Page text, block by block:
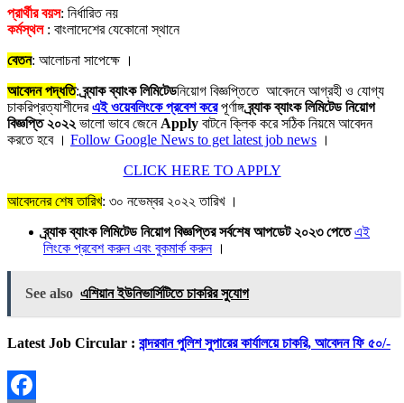
প্রার্থীর বয়স: নির্ধারিত নয়
কর্মস্থল : বাংলাদেশের যেকোনো স্থানে
বেতন: আলোচনা সাপেক্ষে ।
আবেদন পদ্ধতি:ব্র্যাক ব্যাংক লিমিটেডনিয়োগ বিজ্ঞপ্তিতে আবেদনে আগ্রহী ও যোগ্য
চাকরিপ্রত্যাশীদেরএই ওয়েবলিংকে প্রবেশ করেপূর্ণাঙ্গব্র্যাক ব্যাংক লিমিটেডনিয়োগ
বিজ্ঞপ্তি ২০২২ ভালো ভাবে জেনে Apply বাটনে ক্লিক করে সঠিক নিয়মে আবেদন
করতে হবে । Follow Google News to get latest job news ।
CLICK HERE TO APPLY
আবেদনের শেষ তারিখ: ৩০ নভেম্বর ২০২২ তারিখ ।
ব্র্যাক ব্যাংক লিমিটেড নিয়োগ বিজ্ঞপ্তির সর্বশেষ আপডেট ২০২৩ পেতে এই
লিংকে প্রবেশ করুন এবং বুকমার্ক করুন।
See also এশিয়ান ইউনিভার্সিটিতে চাকরির সুযোগ
Latest Job Circular : বান্দরবান পুলিশ সুপারের কার্যালয়ে চাকরি, আবেদন ফি ৫০/-